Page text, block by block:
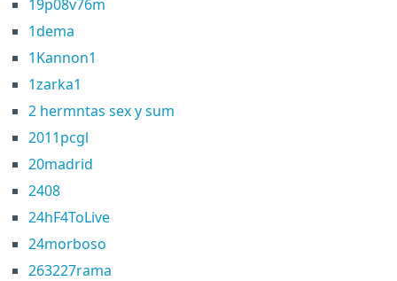
19p08v76m
1dema
1Kannon1
1zarka1
2 hermntas sex y sum
2011pcgl
20madrid
2408
24hF4ToLive
24morboso
263227rama